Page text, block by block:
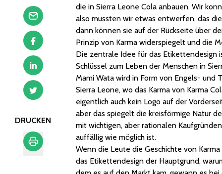
DRUCKEN
die in Sierra Leone Cola anbauen. Wir
also mussten wir etwas entwerfen, das
dann können sie auf der Rückseite über
Prinzip von Karma widerspiegelt und die
Die zentrale Idee für das Etikettendesign
Schlüssel zum Leben der Menschen in
Mami Wata wird in Form von Engels- und
Sierra Leone, wo das Karma von Karma
eigentlich auch kein Logo auf der
aber das spiegelt die kreisförmige Natur
mit wichtigen, aber rationalen
auffällig wie möglich ist.
Wenn die Leute die Geschichte von
das Etikettendesign der Hauptgrund,